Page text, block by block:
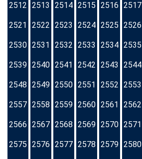
2512 2513 2514 2515 2516 2517
2521 2522 2523 2524 2525 2526
2530 2531 2532 2533 2534 2535
2539 2540 2541 2542 2543 2544
2548 2549 2550 2551 2552 2553
2557 2558 2559 2560 2561 2562
2566 2567 2568 2569 2570 2571
2575 2576 2577 2578 2579 2580